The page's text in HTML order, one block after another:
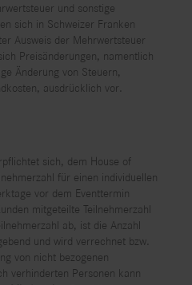
und sonstige
sich in Schweizer Franken
Ausweis der Mehrwertsteuer
Preisänderungen, namentlich
Änderung von Steuern,
ausdrücklich vor.
sich, dem House of
für einen individuellen
vor dem Eventtermin
mitgeteilte Teilnehmerzahl
ab, ist die Anzahl
und wird verrechnet bzw.
von nicht bezogenen
verhinderten Personen kann